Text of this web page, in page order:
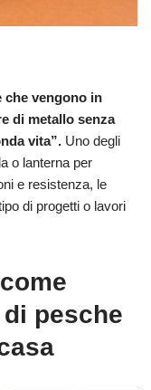
che vengono in
di metallo senza
vita”. Uno degli
o lanterna per
e resistenza, le
di progetti o lavori
pesche